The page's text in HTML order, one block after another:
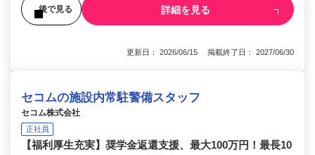
後で見る 詳細を見る
更新日： 2026/06/15 掲載終了日： 2027/06/30
セコムの施設内常駐警備スタッフ
セコム株式会社
正社員
【福利厚生充実】奨学金返還支援、最大100万円！最長10